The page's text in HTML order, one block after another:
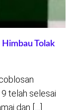
Tolak
telah selesai
dan […]